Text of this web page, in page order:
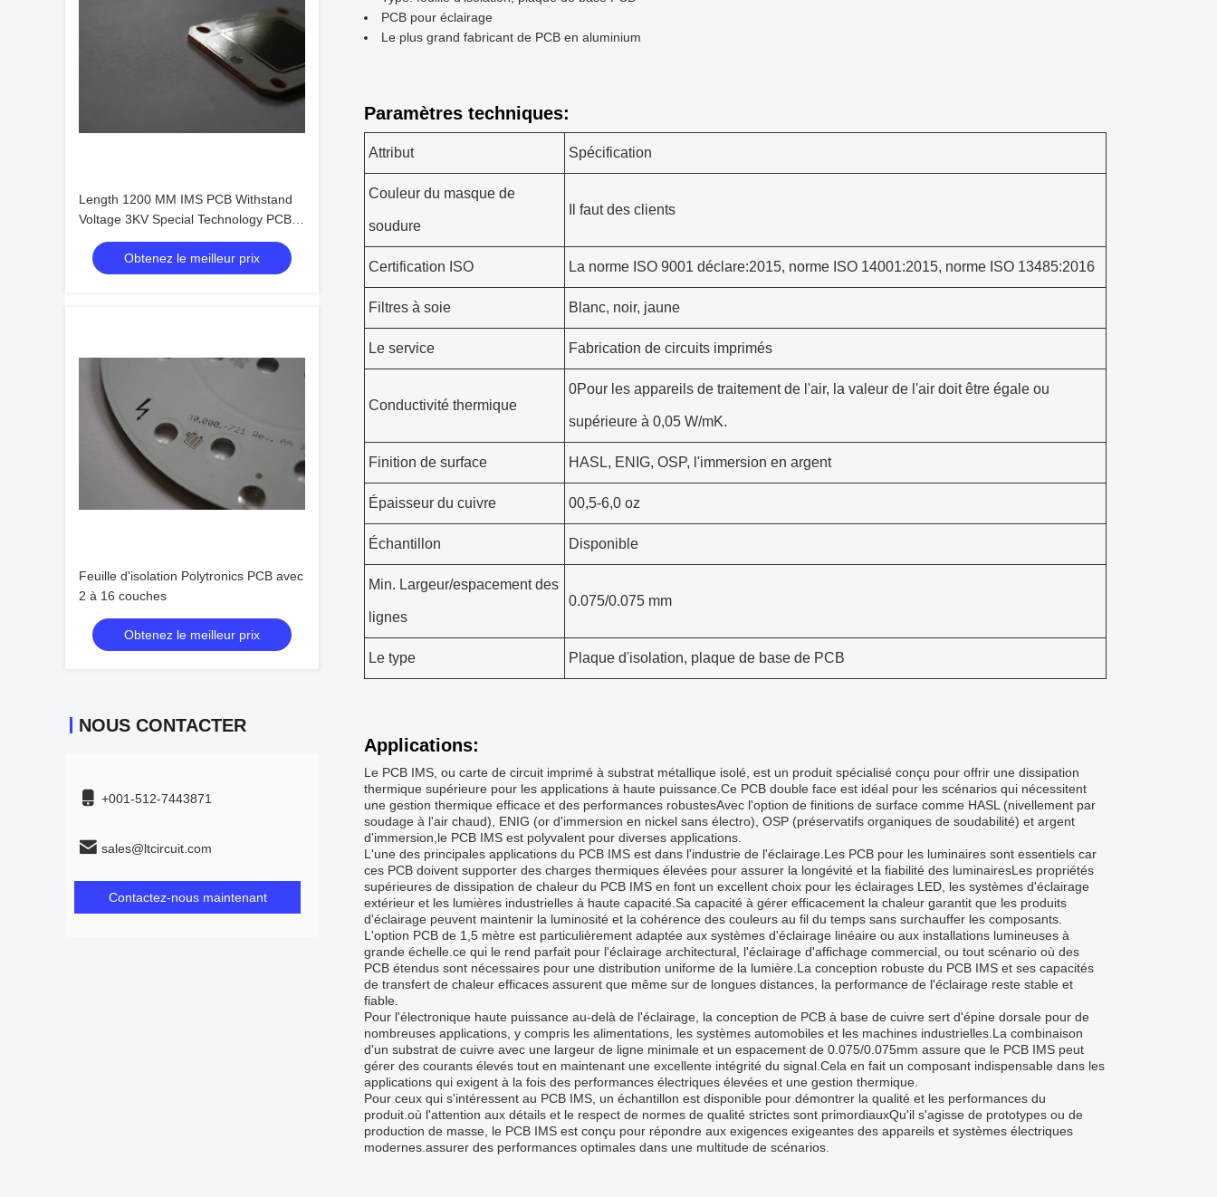
Length 1200 MM IMS PCB Withstand
Voltage 3KV Special Technology PCBA
For Horti Light
Obtenez le meilleur prix
Feuille d'isolation Polytronics PCB avec
2 à 16 couches
Obtenez le meilleur prix
NOUS CONTACTER
+001-512-7443871
sales@ltcircuit.com
Contactez-nous maintenant
PCB pour éclairage
Le plus grand fabricant de PCB en aluminium
Paramètres techniques:
Attribut Spécification
Couleur du masque de
soudure
Il faut des clients
Certification ISO La norme ISO 9001 déclare:2015, norme ISO 14001:2015, norme ISO 13485:2016
Filtres à soie Blanc, noir, jaune
Le service Fabrication de circuits imprimés
Conductivité thermique
0Pour les appareils de traitement de l'air, la valeur de l'air doit être égale ou
supérieure à 0,05 W/mK.
Finition de surface HASL, ENIG, OSP, l'immersion en argent
Épaisseur du cuivre 00,5-6,0 oz
Échantillon Disponible
Min. Largeur/espacement des
lignes
0.075/0.075 mm
Le type Plaque d'isolation, plaque de base de PCB
Applications:
Le PCB IMS, ou carte de circuit imprimé à substrat métallique isolé, est un produit spécialisé conçu pour offrir une dissipation
thermique supérieure pour les applications à haute puissance.Ce PCB double face est idéal pour les scénarios qui nécessitent
une gestion thermique efficace et des performances robustesAvec l'option de finitions de surface comme HASL (nivellement par
soudage à l'air chaud), ENIG (or d'immersion en nickel sans électro), OSP (préservatifs organiques de soudabilité) et argent
d'immersion,le PCB IMS est polyvalent pour diverses applications.
L'une des principales applications du PCB IMS est dans l'industrie de l'éclairage.Les PCB pour les luminaires sont essentiels car
ces PCB doivent supporter des charges thermiques élevées pour assurer la longévité et la fiabilité des luminairesLes propriétés
supérieures de dissipation de chaleur du PCB IMS en font un excellent choix pour les éclairages LED, les systèmes d'éclairage
extérieur et les lumières industrielles à haute capacité.Sa capacité à gérer efficacement la chaleur garantit que les produits
d'éclairage peuvent maintenir la luminosité et la cohérence des couleurs au fil du temps sans surchauffer les composants.
L'option PCB de 1,5 mètre est particulièrement adaptée aux systèmes d'éclairage linéaire ou aux installations lumineuses à
grande échelle.ce qui le rend parfait pour l'éclairage architectural, l'éclairage d'affichage commercial, ou tout scénario où des
PCB étendus sont nécessaires pour une distribution uniforme de la lumière.La conception robuste du PCB IMS et ses capacités
de transfert de chaleur efficaces assurent que même sur de longues distances, la performance de l'éclairage reste stable et
fiable.
Pour l'électronique haute puissance au-delà de l'éclairage, la conception de PCB à base de cuivre sert d'épine dorsale pour de
nombreuses applications, y compris les alimentations, les systèmes automobiles et les machines industrielles.La combinaison
d'un substrat de cuivre avec une largeur de ligne minimale et un espacement de 0.075/0.075mm assure que le PCB IMS peut
gérer des courants élevés tout en maintenant une excellente intégrité du signal.Cela en fait un composant indispensable dans les
applications qui exigent à la fois des performances électriques élevées et une gestion thermique.
Pour ceux qui s'intéressent au PCB IMS, un échantillon est disponible pour démontrer la qualité et les performances du
produit.où l'attention aux détails et le respect de normes de qualité strictes sont primordiauxQu'il s'agisse de prototypes ou de
production de masse, le PCB IMS est conçu pour répondre aux exigences exigeantes des appareils et systèmes électriques
modernes.assurer des performances optimales dans une multitude de scénarios.